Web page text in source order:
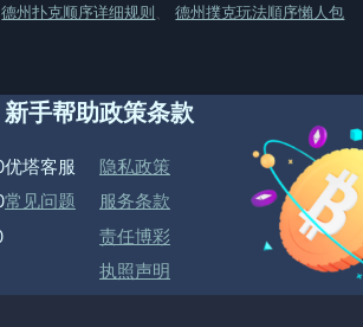
德州扑克顺序详细规则 、德州撲克玩法順序懶人包
新手帮助
优塔客服
常见问题
政策条款
隐私政策
服务条款
责任博彩
执照声明